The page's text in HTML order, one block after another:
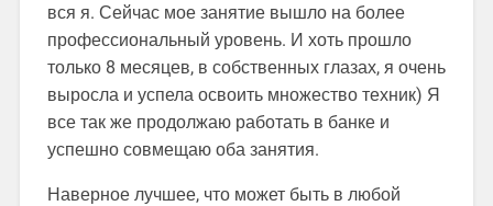
вся я. Сейчас мое занятие вышло на более
профессиональный уровень. И хоть прошло
только 8 месяцев, в собственных глазах, я очень
выросла и успела освоить множество техник) Я
все так же продолжаю работать в банке и
успешно совмещаю оба занятия.
Наверное лучшее, что может быть в любой